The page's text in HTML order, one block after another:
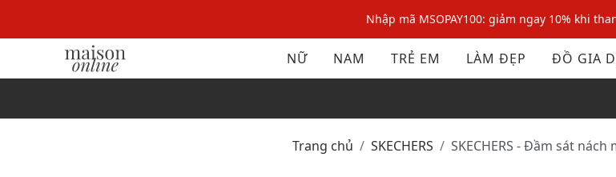
Nhập mã MSOPAY100: giảm ngay 10% khi
Nhập mã: MSOXINCHAO - Giảm 10% đơn đầu
Nhập mã MSOPAY100: giảm ngay 10% khi
NỮ NAM TRẺ EM LÀM ĐẸP ĐỒ GIA
Trang chủ SKECHERS SKECHERS - Đầm sát